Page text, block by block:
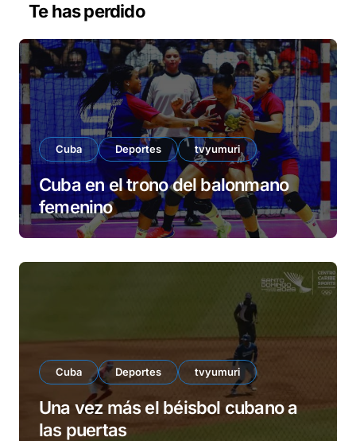
d
e
o
Te has perdido
Cuba Deportes tvyumuri
Cuba en el trono del balonmano
femenino
Cuba Deportes tvyumuri
Una vez más el béisbol cubano a
las puertas